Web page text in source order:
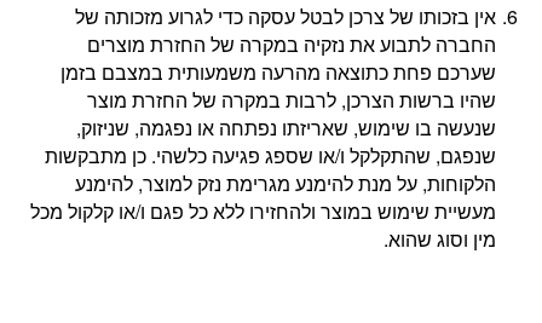
אין בזכותו של צרכן לבטל עסקה כדי לגרוע מזכותה של
החברה לתבוע את נזקיה במקרה של החזרת מוצרים
שערכם פחת כתוצאה מהרעה משמעותית במצבם בזמן
שהיו ברשות הצרכן, לרבות במקרה של החזרת מוצר
שנעשה בו שימוש, שאריזתו נפתחה או נפגמה, שניזוק,
שנפגם, שהתקלקל ו/או שספג פגיעה כלשהי. כן מתבקשות
הלקוחות, על מנת להימנע מגרימת נזק למוצר, להימנע
מעשיית שימוש במוצר ולהחזירו ללא כל פגם ו/או קלקול מכל
מין וסוג שהוא.